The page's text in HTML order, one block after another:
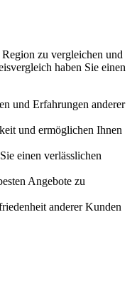
zu vergleichen und
haben Sie einen
und Erfahrungen anderer
und ermöglichen Ihnen
einen verlässlichen
Angebote zu
anderer Kunden